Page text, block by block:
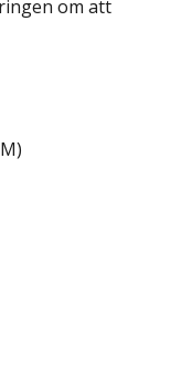
om att